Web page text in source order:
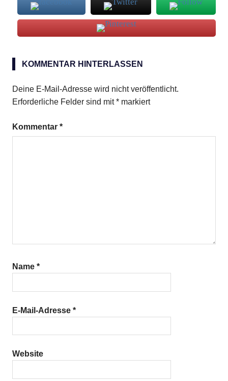
Gratin
mehlige
KOMMENTAR HINTERLASSEN
Deine E-Mail-Adresse wird nicht veröffentlicht.
Erforderliche Felder sind mit* markiert
Kommentar *
Name *
E-Mail-Adresse *
Website